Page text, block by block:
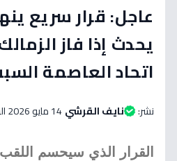
عاجل: قرار سريع
اتحاد العاصمة
نشر: نايف القرشي14 مايو 2026 الساعة 08:40 صباحاً
القرار الذي سيحسم